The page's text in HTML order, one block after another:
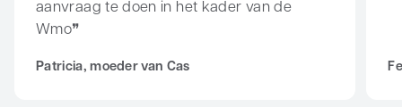
aanvraag te doen in het kader van de
Wmo
Patricia, moeder van Cas